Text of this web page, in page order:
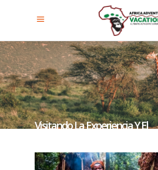
Visitando La Experiencia Y El
Sendero Cultural Batwa